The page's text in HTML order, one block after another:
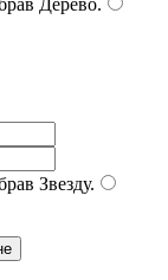
Дерево.
Звезду.